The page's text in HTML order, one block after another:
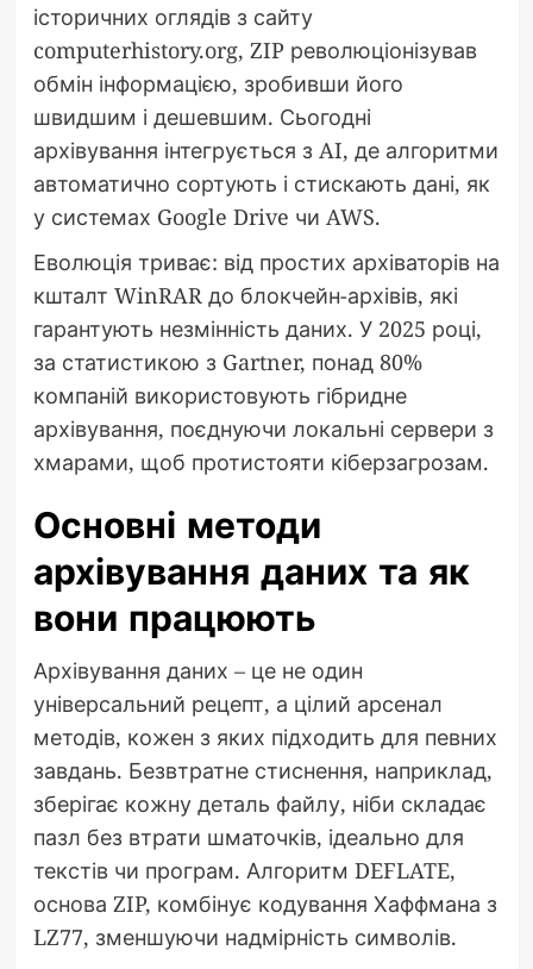
історичних оглядів з сайту
computerhistory.org, ZIP революціонізував
обмін інформацією, зробивши його
швидшим і дешевшим. Сьогодні
архівування інтегрується з AI, де алгоритми
автоматично сортують і стискають дані, як
у системах Google Drive чи AWS.
Еволюція триває: від простих архіваторів на
кшталт WinRAR до блокчейн-архівів, які
гарантують незмінність даних. У 2025 році,
за статистикою з Gartner, понад 80%
компаній використовують гібридне
архівування, поєднуючи локальні сервери з
хмарами, щоб протистояти кіберзагрозам.
Основні методи
архівування даних та як
вони працюють
Архівування даних – це не один
універсальний рецепт, а цілий арсенал
методів, кожен з яких підходить для певних
завдань. Безвтратне стиснення, наприклад,
зберігає кожну деталь файлу, ніби складає
пазл без втрати шматочків, ідеально для
текстів чи програм. Алгоритм DEFLATE,
основа ZIP, комбінує кодування Хаффмана з
LZ77, зменшуючи надмірність символів.